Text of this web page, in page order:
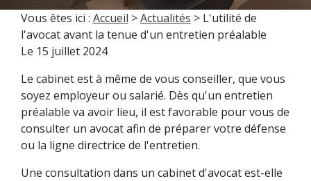
Vous êtes ici : Accueil >Actualités > L'utilité de
l'avocat avant la tenue d'un entretien préalable
Le 15 juillet 2024
Le cabinet est à même de vous conseiller, que vous
soyez employeur ou salarié. Dès qu'un entretien
préalable va avoir lieu, il est favorable pour vous de
consulter un avocat afin de préparer votre défense
ou la ligne directrice de l'entretien.
Une consultation dans un cabinet d'avocat est-elle